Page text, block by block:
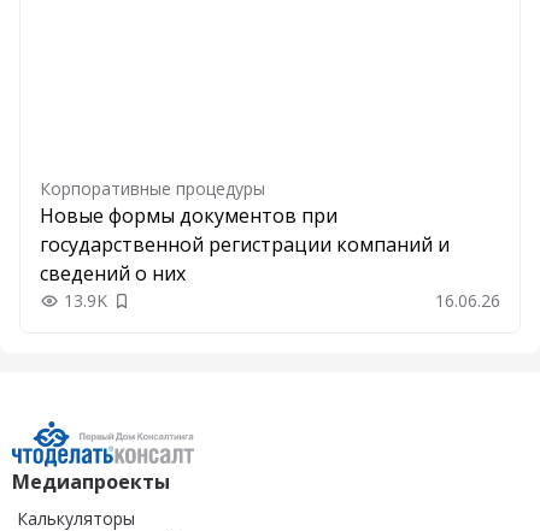
Корпоративные процедуры
Новые формы документов при
государственной регистрации компаний и
сведений о них
13.9K Добавить в закладки 16.06.26
Медиапроекты
Калькуляторы